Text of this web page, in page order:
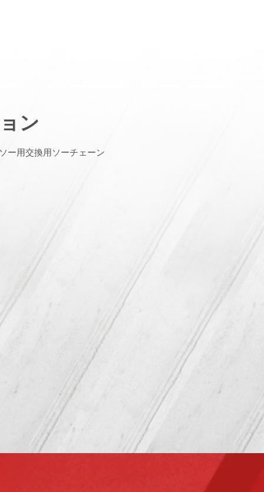
ン
ー用交換用ソーチェーン